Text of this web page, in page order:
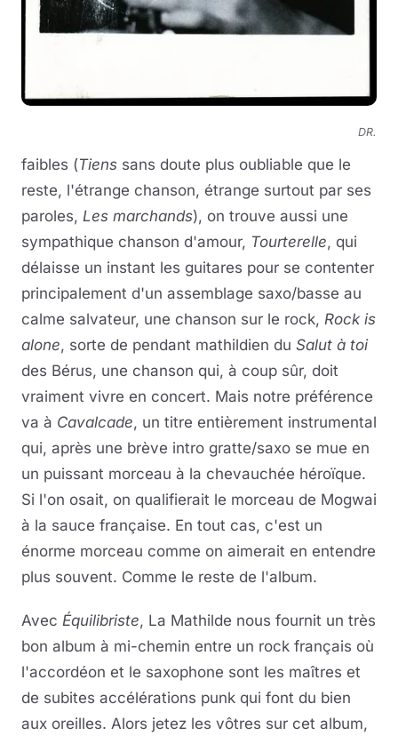
DR.
faibles (Tiens sans doute plus oubliable que le
reste, l'étrange chanson, étrange surtout par ses
paroles, Les marchands), on trouve aussi une
sympathique chanson d'amour, Tourterelle, qui
délaisse un instant les guitares pour se contenter
principalement d'un assemblage saxo/basse au
calme salvateur, une chanson sur le rock, Rock is
alone, sorte de pendant mathildien du Salut à toi
des Bérus, une chanson qui, à coup sûr, doit
vraiment vivre en concert. Mais notre préférence
va à Cavalcade, un titre entièrement instrumental
qui, après une brève intro gratte/saxo se mue en
un puissant morceau à la chevauchée héroïque.
Si l'on osait, on qualifierait le morceau de Mogwai
à la sauce française. En tout cas, c'est un
énorme morceau comme on aimerait en entendre
plus souvent. Comme le reste de l'album.
Avec Équilibriste, La Mathilde nous fournit un très
bon album à mi-chemin entre un rock français où
l'accordéon et le saxophone sont les maîtres et
de subites accélérations punk qui font du bien
aux oreilles. Alors jetez les vôtres sur cet album,